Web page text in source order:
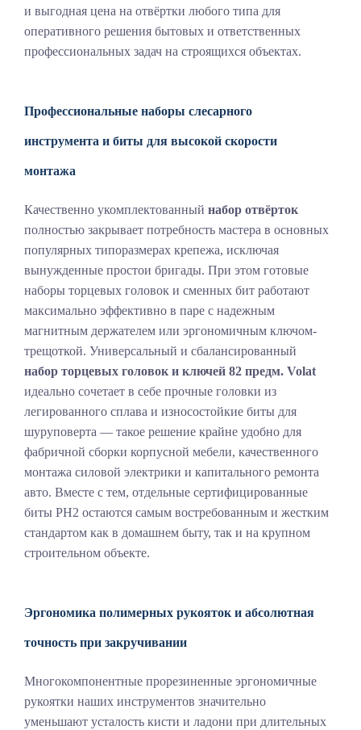
и выгодная цена на отвёртки любого типа для
оперативного решения бытовых и ответственных
профессиональных задач на строящихся объектах.
Профессиональные наборы слесарного
инструмента и биты для высокой скорости
монтажа
Качественно укомплектованный набор отвёрток
полностью закрывает потребность мастера в основных
популярных типоразмерах крепежа, исключая
вынужденные простои бригады. При этом готовые
наборы торцевых головок и сменных бит работают
максимально эффективно в паре с надежным
магнитным держателем или эргономичным ключом-
трещоткой. Универсальный и сбалансированный
набор торцевых головок и ключей 82 предм. Volat
идеально сочетает в себе прочные головки из
легированного сплава и износостойкие биты для
шуруповерта — такое решение крайне удобно для
фабричной сборки корпусной мебели, качественного
монтажа силовой электрики и капитального ремонта
авто. Вместе с тем, отдельные сертифицированные
биты PH2 остаются самым востребованным и жестким
стандартом как в домашнем быту, так и на крупном
строительном объекте.
Эргономика полимерных рукояток и абсолютная
точность при закручивании
Многокомпонентные прорезиненные эргономичные
рукоятки наших инструментов значительно
уменьшают усталость кисти и ладони при длительных